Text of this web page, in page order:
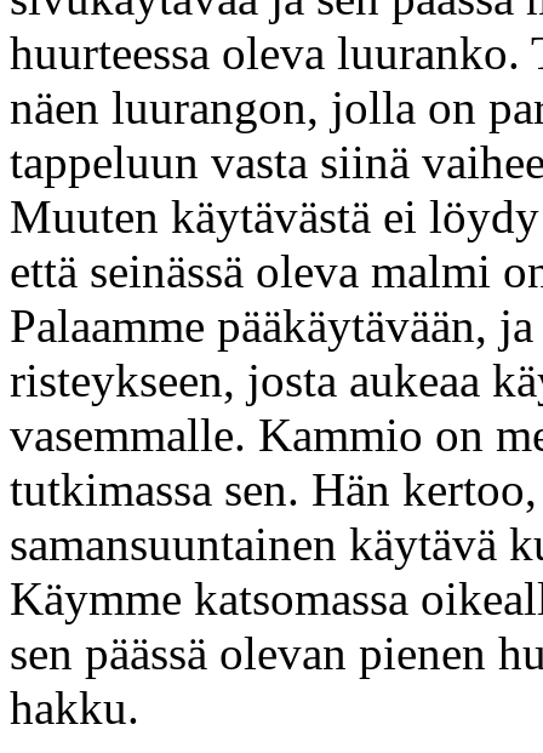
huurteessa oleva
näen luurangon, jolla on
tappeluun vasta siinä
Muuten käytävästä ei
että seinässä oleva malmi
Palaamme pääkäytävään,
risteykseen, josta aukeaa
vasemmalle. Kammio on
tutkimassa sen. Hän
samansuuntainen käytävä
Käymme katsomassa
sen päässä olevan pienen
hakku.